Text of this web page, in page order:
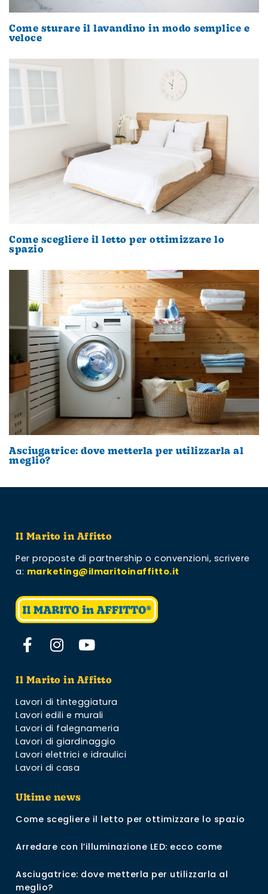
Come sturare il lavandino in modo semplice e
veloce
Come scegliere il letto per ottimizzare lo
spazio
Asciugatrice: dove metterla per utilizzarla al
meglio?
Il Marito in Affitto
Per proposte di partnership o convenzioni, scrivere
a: marketing@ilmaritoinaffitto.it
Il Marito in Affitto
Lavori di tinteggiatura
Lavori edili e murali
Lavori di falegnameria
Lavori di giardinaggio
Lavori elettrici e idraulici
Lavori di casa
Ultime news
Come scegliere il letto per ottimizzare lo spazio
Arredare con l’illuminazione LED: ecco come
Asciugatrice: dove metterla per utilizzarla al
meglio?